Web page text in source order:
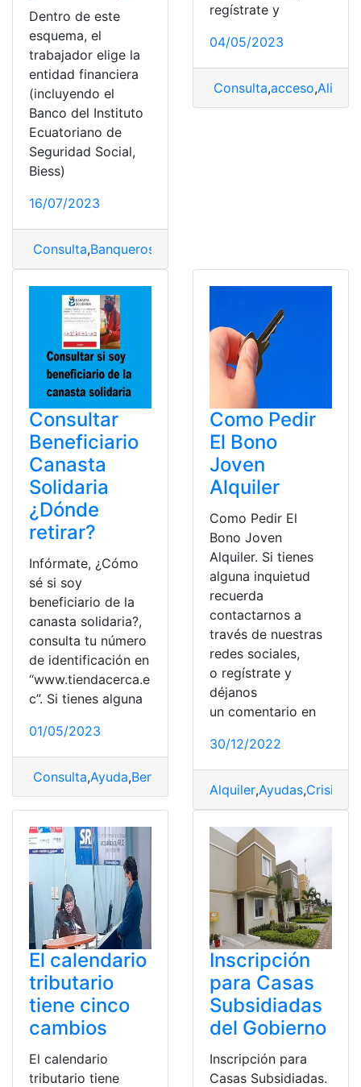
Dentro de este
esquema, el
trabajador elige la
entidad financiera
(incluyendo el
Banco del Instituto
Ecuatoriano de
Seguridad Social,
Biess)
16/07/2023
Consulta,Banqueros
regístrate y
04/05/2023
Consulta,acceso,
Consultar
Beneficiario
Canasta
Solidaria
¿Dónde
retirar?
Infórmate, ¿Cómo
sé si soy
beneficiario de la
canasta solidaria?,
consulta tu número
de identificación en
“www.tiendacerca.e
c”. Si tienes alguna
01/05/2023
Consulta,Ayuda,Beneficiario
Como Pedir
El Bono
Joven
Alquiler
Como Pedir El
Bono Joven
Alquiler. Si tienes
alguna inquietud
recuerda
contactarnos a
través de nuestras
redes sociales,
o regístrate y
déjanos
un comentario en
30/12/2022
Alquiler,Ayudas,Crisis
El calendario
tributario
tiene cinco
cambios
El calendario
tributario tiene
Inscripción
para Casas
Subsidiadas
del Gobierno
Inscripción para
Casas Subsidiadas.